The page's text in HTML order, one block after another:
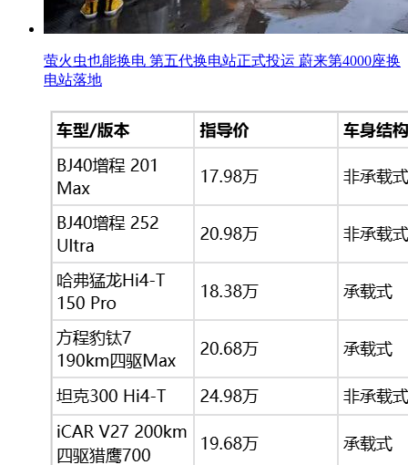
萤火虫也能换电 第五代换电站正式投运 蔚来第4000座换
电站落地